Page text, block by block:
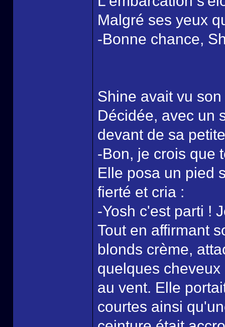
Malgré ses yeux
-Bonne chance,
Shine avait vu
Décidée, avec un
devant de sa
-Bon, je crois que
Elle posa un pied
fierté et cria :
-Yosh c'est parti !
Tout en affirmant
blonds crème,
quelques
au vent. Elle
courtes ainsi